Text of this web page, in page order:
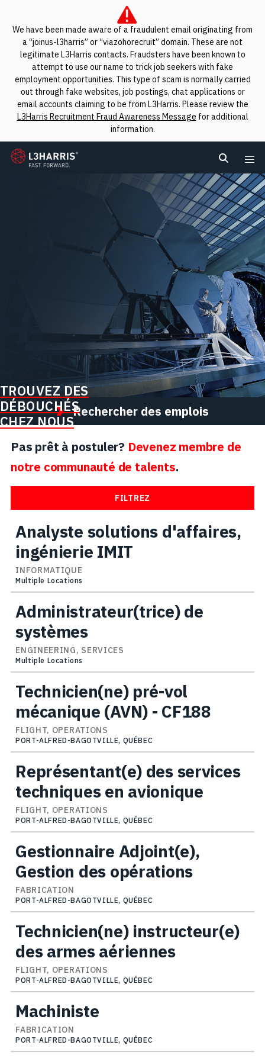
We have been made aware of a fraudulent email originating from
a “joinus-l3harris” or “viazohorecruit” domain. These are not
legitimate L3Harris contacts. Fraudsters have been known to
attempt to use our name to trick job seekers with fake
employment opportunities. This type of scam is normally carried
out through fake websites, job postings, chat applications or
email accounts claiming to be from L3Harris. Please review the
L3Harris Recruitment Fraud Awareness Message for additional
information.
L3Harris
Search
TROUVEZ DES
DÉBOUCHÉS
CHEZ NOUS
Rechercher des emplois
Pas prêt à postuler? Devenez membre de
notre communauté de talents.
FILTREZ
Analyste solutions d'affaires,
ingénierie IMIT
INFORMATIQUE
Multiple Locations
Administrateur(trice) de
systèmes
ENGINEERING, SERVICES
Multiple Locations
Technicien(ne) pré-vol
mécanique (AVN) - CF188
FLIGHT, OPERATIONS
PORT-ALFRED-BAGOTVILLE, QUÉBEC
Représentant(e) des services
techniques en avionique
FLIGHT, OPERATIONS
PORT-ALFRED-BAGOTVILLE, QUÉBEC
Gestionnaire Adjoint(e),
Gestion des opérations
FABRICATION
PORT-ALFRED-BAGOTVILLE, QUÉBEC
Technicien(ne) instructeur(e)
des armes aériennes
FLIGHT, OPERATIONS
PORT-ALFRED-BAGOTVILLE, QUÉBEC
Machiniste
FABRICATION
PORT-ALFRED-BAGOTVILLE, QUÉBEC